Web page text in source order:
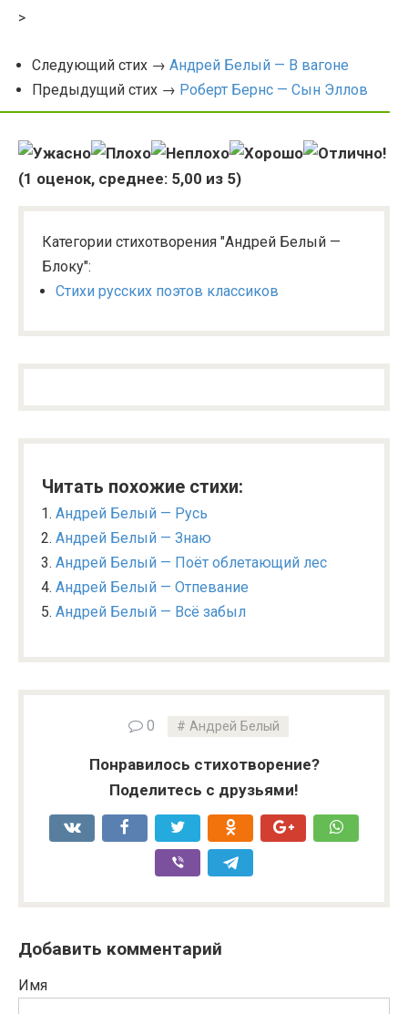
>
Следующий стих → Андрей Белый — В вагоне
Предыдущий стих → Роберт Бернс — Сын Эллов
(1 оценок, среднее: 5,00 из 5)
Категории стихотворения "Андрей Белый —
Блоку":
Стихи русских поэтов классиков
Читать похожие стихи:
Андрей Белый — Русь
Андрей Белый — Знаю
Андрей Белый — Поёт облетающий лес
Андрей Белый — Отпевание
Андрей Белый — Всё забыл
0 Андрей Белый
Понравилось стихотворение?
Поделитесь с друзьями!
Добавить комментарий
Имя